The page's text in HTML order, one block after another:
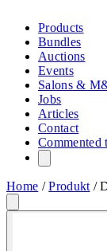
Products
Bundles
Auctions
Events
Salons &
Jobs
Articles
Contact
Commented
Home /Produkt /